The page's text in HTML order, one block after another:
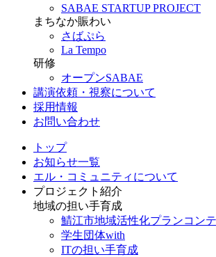
SABAE STARTUP PROJECT
まちなか賑わい
さばぷら
La Tempo
研修
オープンSABAE
講演依頼・視察について
採用情報
お問い合わせ
トップ
お知らせ一覧
エル・コミュニティについて
プロジェクト紹介
地域の担い手育成
鯖江市地域活性化プランコン
学生団体with
ITの担い手育成